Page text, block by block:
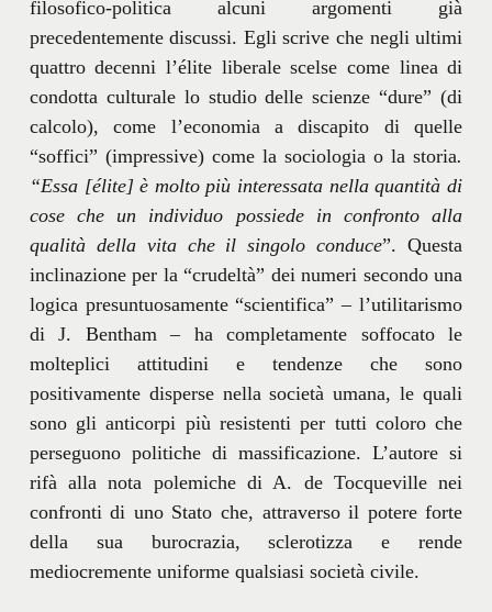
filosofico-politica alcuni argomenti già
precedentemente discussi. Egli scrive che negli ultimi
quattro decenni l’élite liberale scelse come linea di
condotta culturale lo studio delle scienze “dure” (di
calcolo), come l’economia a discapito di quelle
“soffici” (impressive) come la sociologia o la storia.
“Essa [élite] è molto più interessata nella quantità di
cose che un individuo possiede in confronto alla
qualità della vita che il singolo conduce”. Questa
inclinazione per la “crudeltà” dei numeri secondo una
logica presuntuosamente “scientifica” – l’utilitarismo
di J. Bentham – ha completamente soffocato le
molteplici attitudini e tendenze che sono
positivamente disperse nella società umana, le quali
sono gli anticorpi più resistenti per tutti coloro che
perseguono politiche di massificazione. L’autore si
rifà alla nota polemiche di A. de Tocqueville nei
confronti di uno Stato che, attraverso il potere forte
della sua burocrazia, sclerotizza e rende
mediocremente uniforme qualsiasi società civile.